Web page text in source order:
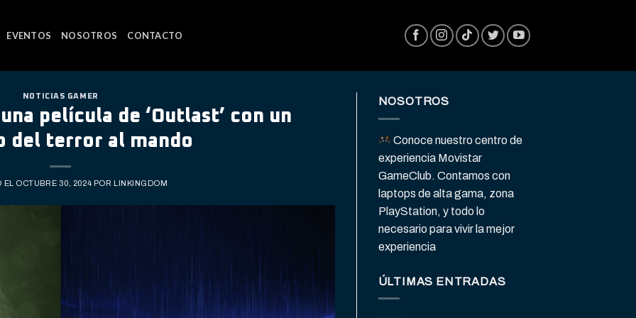
EVENTOS NOSOTROS CONTACTO
NOTICIAS GAMER
película de ‘Outlast’ con un
del terror al mando
EL OCTUBRE 30, 2024 POR LINKINGDOM
NOSOTROS
Conoce nuestro centro de
experiencia Movistar
GameClub. Contamos con
laptops de alta gama, zona
PlayStation, y todo lo
necesario para vivir la mejor
experiencia
ÚLTIMAS ENTRADAS